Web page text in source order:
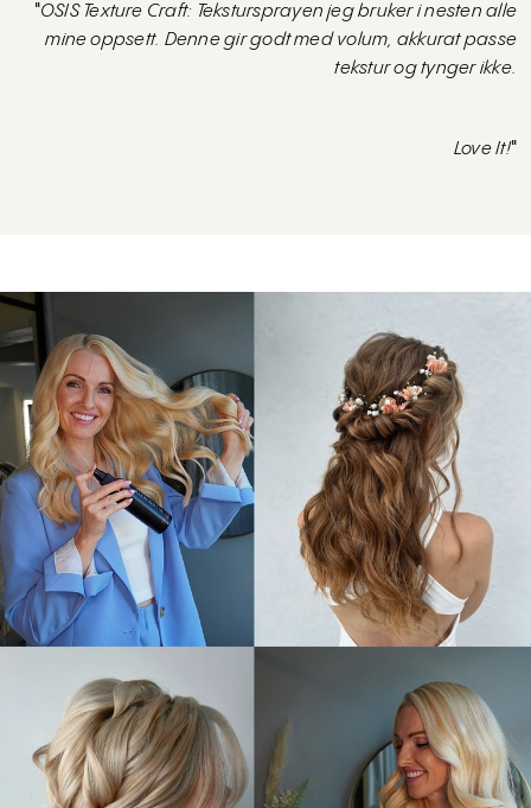
"OSIS Texture Craft: Tekstursprayen jeg bruker i nesten alle
mine oppsett. Denne gir godt med volum, akkurat passe
tekstur og tynger ikke.
Love It!"